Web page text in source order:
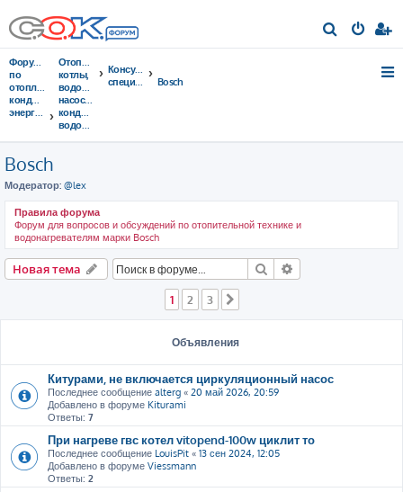
о
Форумы
по
отоплению,
кондиционированию,
энергосбережению
Отопительные
котлы,
водонагреватели,
насосы,
кондиционеры,
водоочистка...
Консультации
специалистов
Bosch
Bosch
Модератор: @lex
Правила форума
Форум для вопросов и обсуждений по отопительной технике и
водонагревателям марки Bosch
Новая тема Поиск
1 2 3
Объявления
Китурами, не включается циркуляционный насос
Последнее сообщение alterg « 20 май 2026, 20:59
Добавлено в форуме Kiturami
Ответы: 7
При нагреве гвс котел vitopend-100w циклит то
Последнее сообщение LouisPit « 13 сен 2024, 12:05
Добавлено в форуме Viessmann
Ответы: 2